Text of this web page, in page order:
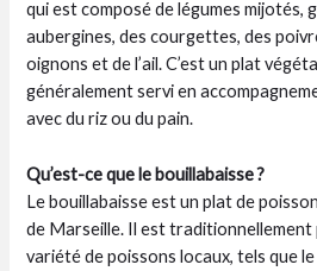
qui est composé de légumes mijotés,
aubergines, des courgettes, des
oignons et de l’ail. C’est un plat
généralement servi en
avec du riz ou du pain.
Qu’est-ce que le bouillabaisse ?
Le bouillabaisse est un plat de
de Marseille. Il est traditionnellement
variété de poissons locaux, tels que